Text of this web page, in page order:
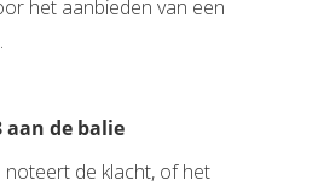
het aanbieden van een
aan de balie
noteert de klacht, of het